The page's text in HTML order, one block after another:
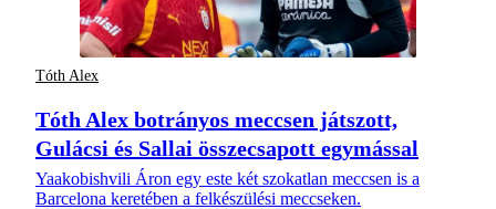
Tóth Alex
Tóth Alex botrányos meccsen játszott,
Gulácsi és Sallai összecsapott egymással
Yaakobishvili Áron egy este két szokatlan meccsen is a
Barcelona keretében a felkészülési meccseken.